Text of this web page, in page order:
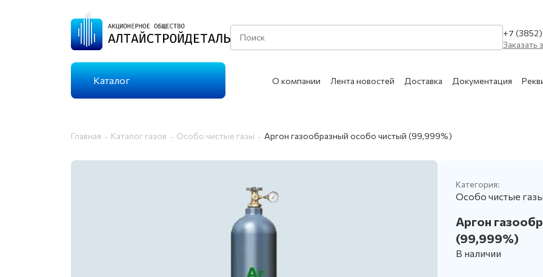
+7
Заказать
Каталог
ТЕХНИЧЕСКИЕ ГАЗЫ
МЕДИЦИНСКИЕ
ГАЗОВЫЕ СМЕСИ
КАТАЛОГ УСЛУГ
Ремонт и
Обслуживание
О компании Лента новостей Доставка Документация
Главная Каталог газов Особо чистые газы Аргон газообразный особо чистый (99,999%)
Категория:
Особо чистые
Аргон
(99,999%)
В наличии